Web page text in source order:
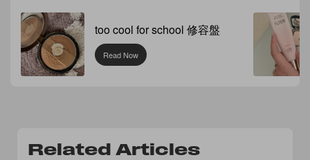
too cool for school 修容盤
Read Now
Related Articles